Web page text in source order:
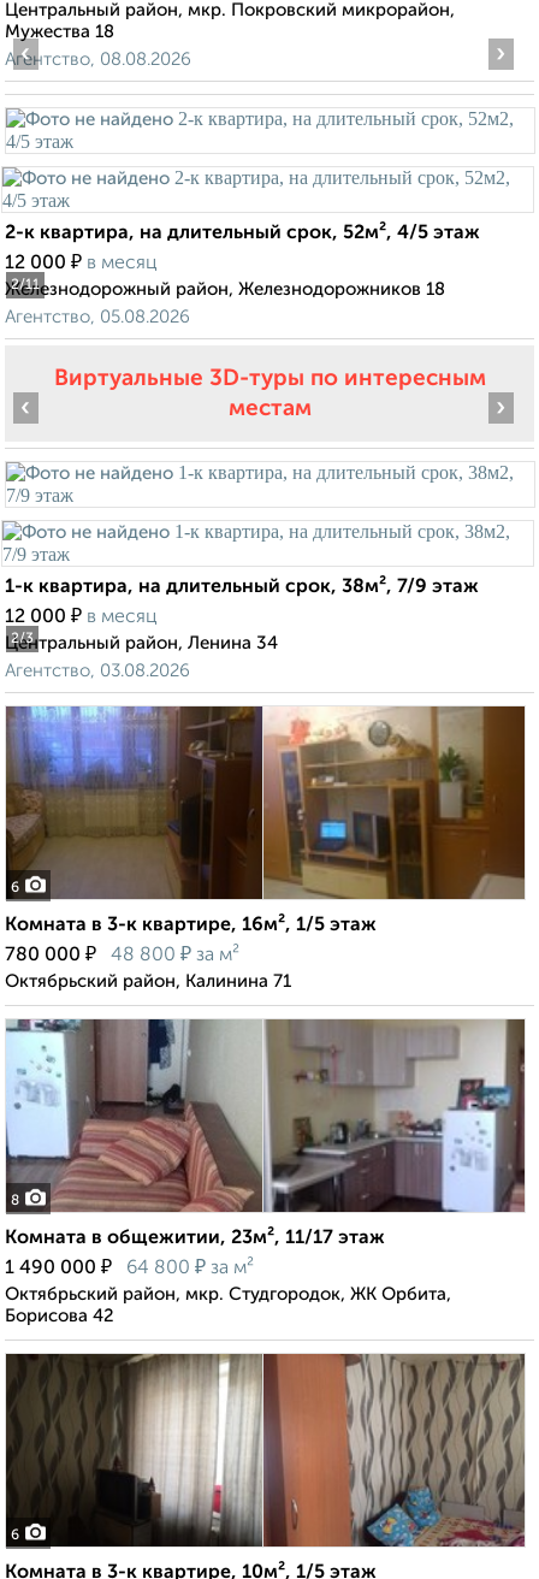
Центральный район, мкр. Покровский микрорайон,
Мужества 18
Агентство, 08.08.2026
2/11
‹ ›
2-к квартира, на длительный срок, 52м², 4/5 этаж
12 000 ₽ в месяц
Железнодорожный район, Железнодорожников 18
Агентство, 05.08.2026
Виртуальные 3D-туры по интересным
местам
2/3
‹ ›
1-к квартира, на длительный срок, 38м², 7/9 этаж
12 000 ₽ в месяц
Центральный район, Ленина 34
Агентство, 03.08.2026
6
Комната в 3-к квартире, 16м², 1/5 этаж
780 000 ₽ 48 800 ₽ за м²
Октябрьский район, Калинина 71
8
Комната в общежитии, 23м², 11/17 этаж
1 490 000 ₽ 64 800 ₽ за м²
Октябрьский район, мкр. Студгородок, ЖК Орбита,
Борисова 42
6
Комната в 3-к квартире, 10м², 1/5 этаж